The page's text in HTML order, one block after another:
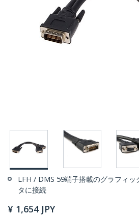
LFH / DMS 59端子搭載のグラフィッ
タに接続
¥ 1,654 JPY